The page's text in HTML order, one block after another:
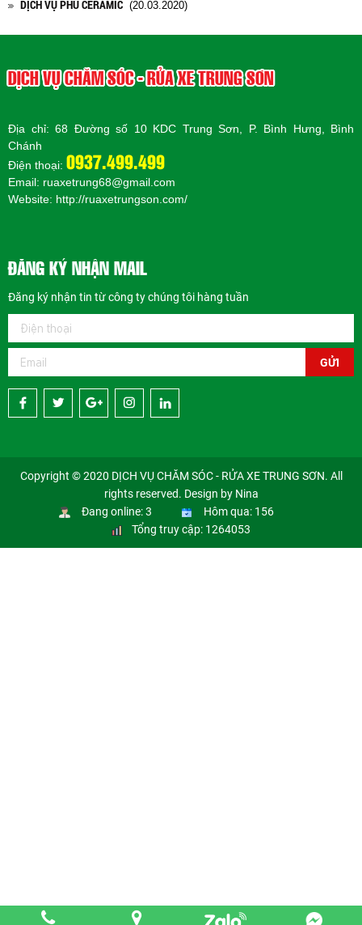
DỊCH VỤ PHỦ CERAMIC (20.03.2020)
DỊCH VỤ CHĂM SÓC - RỬA XE TRUNG SƠN
Địa chỉ: 68 Đường số 10 KDC Trung Sơn, P. Bình Hưng, Bình
Chánh
Điện thoại: 0937.499.499
Email: ruaxetrung68@gmail.com
Website: http://ruaxetrungson.com/
ĐĂNG KÝ NHẬN MAIL
Đăng ký nhận tin từ công ty chúng tôi hàng tuần
GỬI
Copyright © 2020 DỊCH VỤ CHĂM SÓC - RỬA XE TRUNG SƠN. All
rights reserved. Design by Nina
Đang online: 3
Hôm qua: 156
Tổng truy cập: 1264053